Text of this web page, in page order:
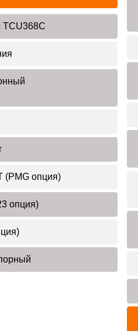
TCU368C
(PMG опция)
опция)